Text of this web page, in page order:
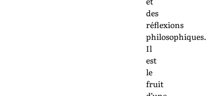
des
réflexions
philosophiques.
Il
est
le
fruit